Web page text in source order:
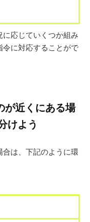
応じていくつか組み
に対応することがで
が近くにある場
けよう
は、下記のように環